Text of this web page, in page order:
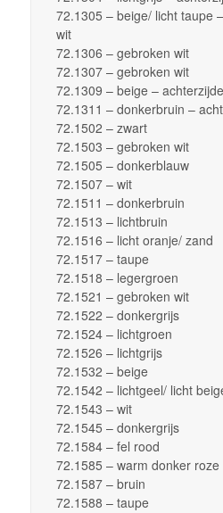
72.1305 – beige/ licht taupe
wit
72.1306 – gebroken wit
72.1307 – gebroken wit
72.1309 – beige –
72.1311 – donkerbruin –
72.1502 – zwart
72.1503 – gebroken wit
72.1505 – donkerblauw
72.1507 – wit
72.1511 – donkerbruin
72.1513 – lichtbruin
72.1516 – licht oranje/ zand
72.1517 – taupe
72.1518 – legergroen
72.1521 – gebroken wit
72.1522 – donkergrijs
72.1524 – lichtgroen
72.1526 – lichtgrijs
72.1532 – beige
72.1542 – lichtgeel/ licht
72.1543 – wit
72.1545 – donkergrijs
72.1584 – fel rood
72.1585 – warm donker roze
72.1587 – bruin
72.1588 – taupe